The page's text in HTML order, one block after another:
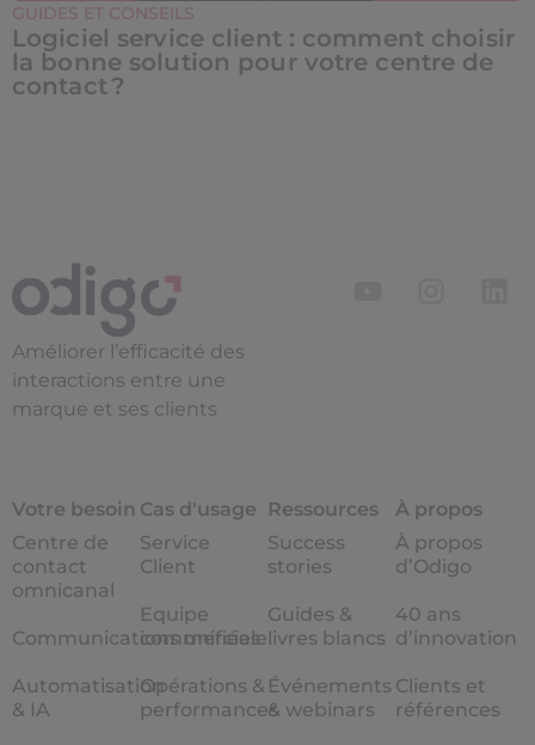
GUIDES ET CONSEILS
Logiciel service client : comment choisir
la bonne solution pour votre centre de
contact ?
Améliorer l’efficacité des
interactions entre une
marque et ses clients
Votre besoin
Centre de
contact
omnicanal
Communications unifiées
Automatisation
& IA
Cas d'usage
Service
Client
Equipe
commerciale
Opérations &
performances
Ressources
Success
stories
Guides &
livres blancs
Événements
& webinars
À propos
À propos
d’Odigo
40 ans
d’innovation
Clients et
références